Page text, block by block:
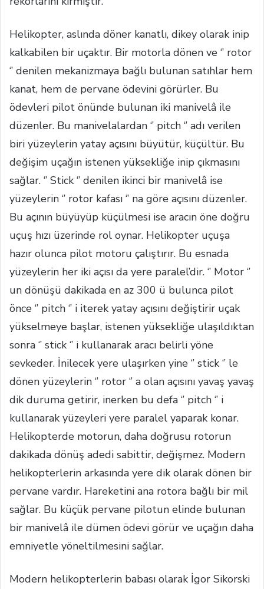
Helikopter, aslında döner kanatlı, dikey olarak inip
kalkabilen bir uçaktır. Bir motorla dönen ve ‘’ rotor
‘’ denilen mekanizmaya bağlı bulunan satıhlar hem
kanat, hem de pervane ödevini görürler. Bu
ödevleri pilot önünde bulunan iki manivelâ ile
düzenler. Bu manivelalardan ‘’ pitch ‘’ adı verilen
biri yüzeylerin yatay açısını büyütür, küçültür. Bu
değişim uçağın istenen yüksekliğe inip çıkmasını
sağlar. ‘’ Stick ‘’ denilen ikinci bir manivelâ ise
yüzeylerin ‘’ rotor kafası ‘’ na göre açısını düzenler.
Bu açının büyüyüp küçülmesi ise aracın öne doğru
uçuş hızı üzerinde rol oynar. Helikopter uçuşa
hazır olunca pilot motoru çalıştırır. Bu esnada
yüzeylerin her iki açısı da yere paralel’dir. ‘’ Motor ‘’
un dönüşü dakikada en az 300 ü bulunca pilot
önce ‘’ pitch ‘’ i iterek yatay açısını değiştirir uçak
yükselmeye başlar, istenen yüksekliğe ulaşıldıktan
sonra ‘’ stick ‘’ i kullanarak aracı belirli yöne
sevkeder. İnilecek yere ulaşırken yine ‘’ stick ‘’ le
dönen yüzeylerin ‘’ rotor ‘’ a olan açısını yavaş yavaş
dik duruma getirir, inerken bu defa ‘’ pitch ‘’ i
kullanarak yüzeyleri yere paralel yaparak konar.
Helikopterde motorun, daha doğrusu rotorun
dakikada dönüş adedi sabittir, değişmez. Modern
helikopterlerin arkasında yere dik olarak dönen bir
pervane vardır. Hareketini ana rotora bağlı bir mil
sağlar. Bu küçük pervane pilotun elinde bulunan
bir manivelâ ile dümen ödevi görür ve uçağın daha
emniyetle yöneltilmesini sağlar.
Modern helikopterlerin babası olarak İgor Sikorski